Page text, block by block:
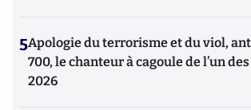
5Apologie du terrorisme et du viol,
700, le chanteur à cagoule de l’un
2026